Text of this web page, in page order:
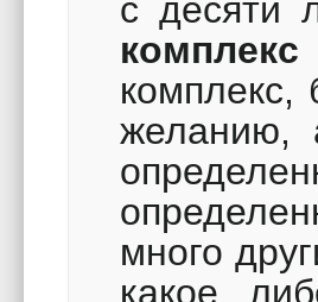
с десяти
комплекс,
желанию,
много
какое